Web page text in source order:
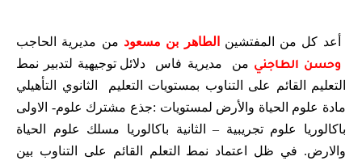
أعد كل من المفتشين الطاهر بن مسعود من مديرية الحاجب
وحسن الطاجني من مديرية فاس
دلائل توجيهية لتدبير نمط
التعليم القائم على التناوب بمستويات التعليم
الثانوي التأهيلي
مادة علوم الحياة والأرض لمستويات :جذع مشترك علوم- الاولى
باكالوريا علوم تجريبية – الثانية باكالوريا مسلك علوم الحياة
والارض. في ظل اعتماد نمط التعلم القائم على التناوب بين